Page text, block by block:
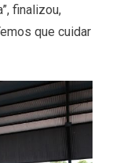
finalizou,
que cuidar